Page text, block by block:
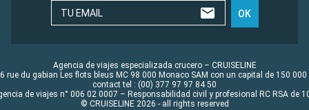
TU EMAIL OK
Agencia de viajes especializada crucero – CRUISELINE
rue du gabian Les flots bleus MC 98 000 Monaco SAM con un capital de 150 000
contact tel : (00) 377 97 97 84 50
de viajes n° 006 02 0007 – Responsabilidad civil y profesional RC RSA de
© CRUISELINE 2026 - all rights reserved